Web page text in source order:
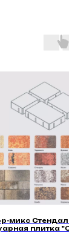
микс Стендаль |
плитка